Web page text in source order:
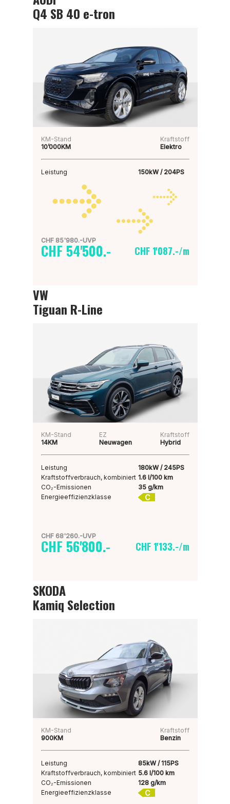
Q4 SB 40 e-tron
KM-Stand
10’000KM
Kraftstoff
Elektro
Leistung 150kW / 204PS
CHF 85'980.-UVP
CHF 54'500.- CHF 1'087.-/m
VW
Tiguan R-Line
KM-Stand
14KM
EZ
Neuwagen
Kraftstoff
Hybrid
Leistung
180kW / 245PS
Kraftstoffverbrauch, kombiniert 1.6 l/100 km
CO₂-Emissionen
35 g/km
Energieeffizienzklasse
C
CHF 68'260.-UVP
CHF 56'800.- CHF 1'133.-/m
SKODA
Kamiq Selection
KM-Stand
900KM
Kraftstoff
Benzin
Leistung
85kW / 115PS
Kraftstoffverbrauch, kombiniert 5.6 l/100 km
CO₂-Emissionen
128 g/km
Energieeffizienzklasse
C